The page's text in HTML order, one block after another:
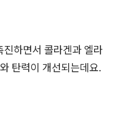
하면서 콜라겐과 엘라
탄력이 개선되는데요.